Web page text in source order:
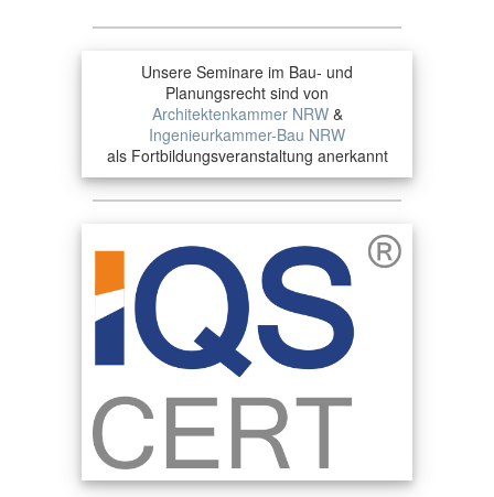
Unsere Seminare im Bau- und
Planungsrecht sind von
Architektenkammer NRW&
Ingenieurkammer-Bau NRW
als Fortbildungsveranstaltung anerkannt